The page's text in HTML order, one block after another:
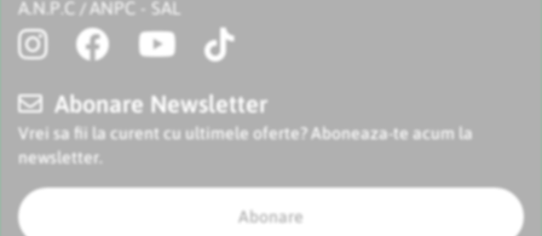
A.N.P.C / ANPC - SAL
Abonare Newsletter
Vrei sa fii la curent cu ultimele oferte? Aboneaza-te acum la
newsletter.
Abonare